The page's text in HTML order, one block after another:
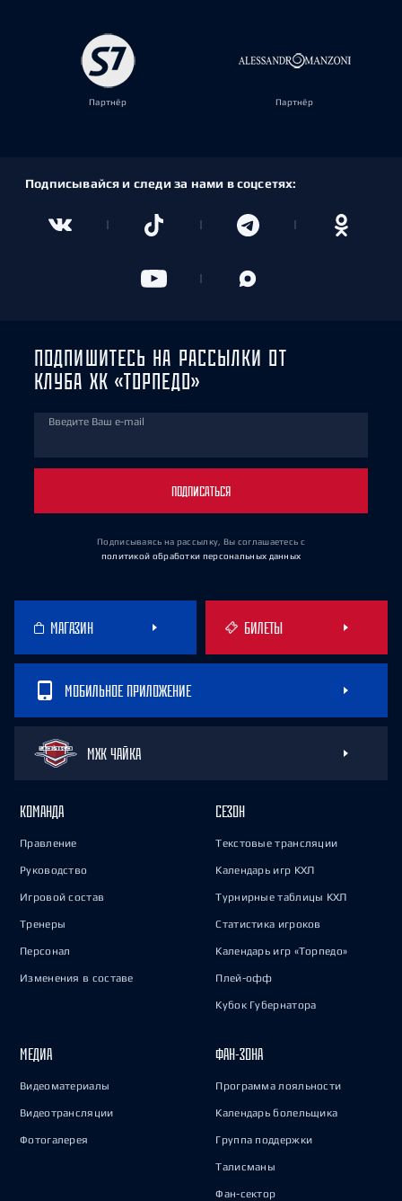
Партнёр Партнёр
Подписывайся и следи за нами в соцсетях:
ПОДПИШИТЕСЬ НА РАССЫЛКИ ОТ
КЛУБА ХК «ТОРПЕДО»
Введите Ваш e-mail
ПОДПИСАТЬСЯ
Подписываясь на рассылку, Вы соглашаетесь с
политикой обработки персональных данных
МАГАЗИН БИЛЕТЫ
МОБИЛЬНОЕ ПРИЛОЖЕНИЕ
МХК ЧАЙКА
КОМАНДА
Правление
Руководство
Игровой состав
Тренеры
Персонал
Изменения в составе
СЕЗОН
Текстовые трансляции
Календарь игр КХЛ
Турнирные таблицы КХЛ
Статистика игроков
Календарь игр «Торпедо»
Плей-офф
Кубок Губернатора
МЕДИА
Видеоматериалы
Видеотрансляции
Фотогалерея
ФАН-ЗОНА
Программа лояльности
Календарь болельщика
Группа поддержки
Талисманы
Фан-сектор